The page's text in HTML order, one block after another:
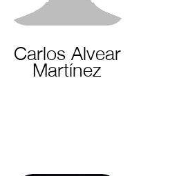
Carlos Alvear
Martínez